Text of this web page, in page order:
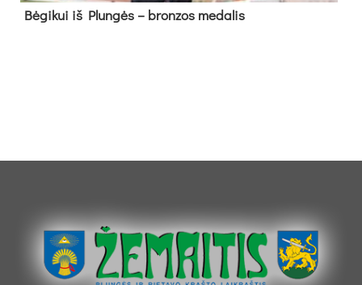
Bė­gi­kui iš Plun­gės – bron­zos me­da­lis